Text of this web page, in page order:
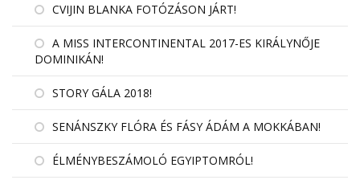
CVIJIN BLANKA FOTÓZÁSON JÁRT!
A MISS INTERCONTINENTAL 2017-ES KIRÁLYNŐJE
DOMINIKÁN!
STORY GÁLA 2018!
SENÁNSZKY FLÓRA ÉS FÁSY ÁDÁM A MOKKÁBAN!
ÉLMÉNYBESZÁMOLÓ EGYIPTOMRÓL!